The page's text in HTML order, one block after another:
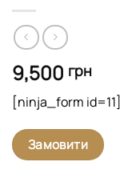
9,500 грн
[ninja_form id=11]
Замовити